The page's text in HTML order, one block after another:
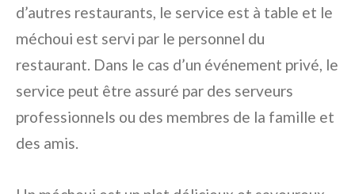
d’autres restaurants, le service est à table et le
méchoui est servi par le personnel du
restaurant. Dans le cas d’un événement privé, le
service peut être assuré par des serveurs
professionnels ou des membres de la famille et
des amis.